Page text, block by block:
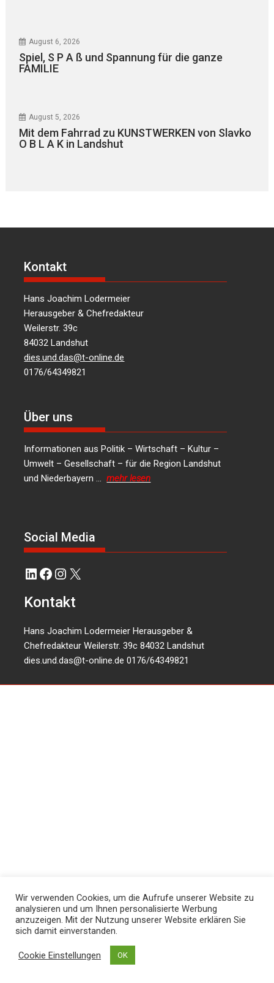
August 6, 2026
Spiel, S P A ß und Spannung für die ganze
FAMILIE
August 5, 2026
Mit dem Fahrrad zu KUNSTWERKEN von Slavko
O B L A K in Landshut
Kontakt
Hans Joachim Lodermeier
Herausgeber & Chefredakteur
Weilerstr. 39c
84032 Landshut
dies.und.das@t-online.de
0176/64349821
Über uns
Informationen aus Politik – Wirtschaft – Kultur –
Umwelt – Gesellschaft – für die Region Landshut
und Niederbayern …mehr lesen
Social Media
LinkedIn
Facebook
Instagram
X
Kontakt
Hans Joachim Lodermeier Herausgeber &
Chefredakteur Weilerstr. 39c 84032 Landshut
dies.und.das@t-online.de 0176/64349821
Wir verwenden Cookies, um die Aufrufe unserer Website zu
analysieren und um Ihnen personalisierte Werbung
anzuzeigen. Mit der Nutzung unserer Website erklären Sie
sich damit einverstanden.
Cookie Einstellungen OK